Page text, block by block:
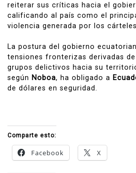
reiterar sus críticas hacia el
calificando al país como el
violencia generada por los
La postura del gobierno
tensiones fronterizas derivadas
grupos delictivos hacia su
según Noboa, ha obligado a
de dólares en seguridad.
Comparte esto:
Facebook X